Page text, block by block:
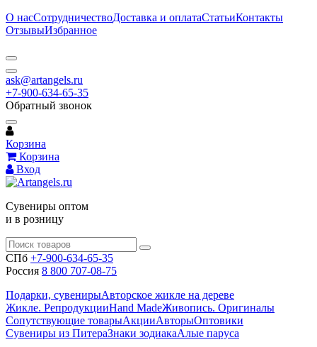
О насСотрудничествоДоставка и оплатаСтатьиКонтакты
ОтзывыИзбранное
ask@artangels.ru
+7-900-634-65-35
Обратный звонок
Корзина
Корзина
Вход
Сувениры оптом
и в розницу
СПб +7-900-634-65-35
Россия 8 800 707-08-75
Подарки, сувенирыАвторское жикле на дереве
Жикле. РепродукцииHand MadeЖивопись. Оригиналы
Сопутствующие товарыАкцииАвторыОптовики
Сувениры из ПитераЗнаки зодиакаАлые паруса